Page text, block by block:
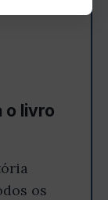
o livro
os